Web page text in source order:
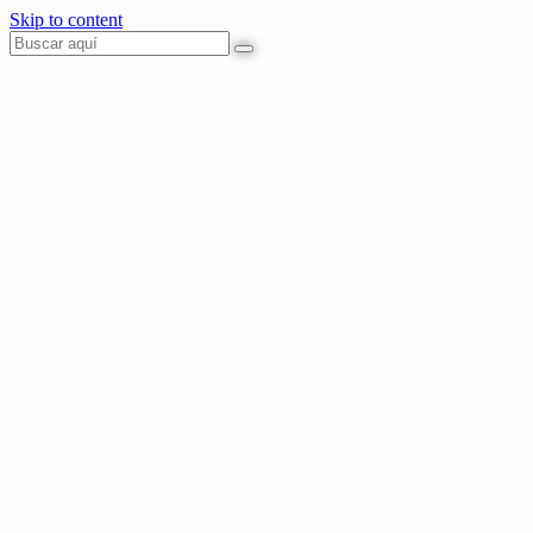
Skip to content